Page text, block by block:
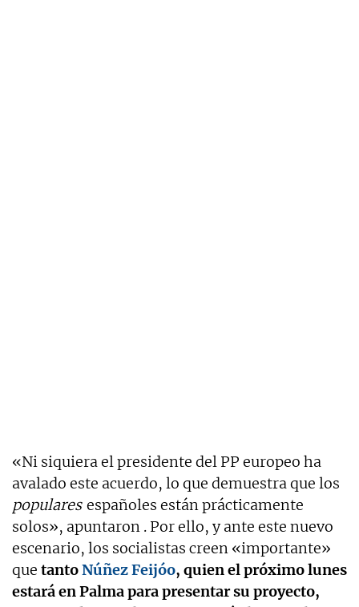
«Ni siquiera el presidente del PP europeo ha
avalado este acuerdo, lo que demuestra que los
populares españoles están prácticamente
solos», apuntaron . Por ello, y ante este nuevo
escenario, los socialistas creen «importante»
que tantoNúñez Feijóo, quien el próximo lunes
estará en Palma para presentar su proyecto,